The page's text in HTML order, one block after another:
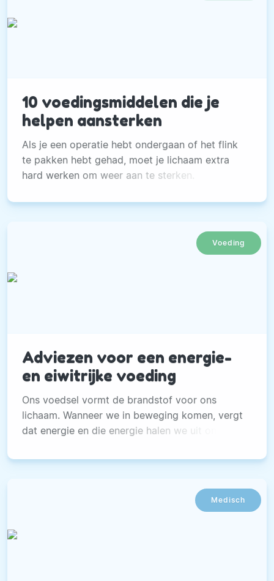
10 voedingsmiddelen die je
helpen aansterken
Als je een operatie hebt ondergaan of het flink
te pakken hebt gehad, moet je lichaam extra
hard werken om weer aan te sterken.
Voeding
Adviezen voor een energie-
en eiwitrijke voeding
Ons voedsel vormt de brandstof voor ons
lichaam. Wanneer we in beweging komen, vergt
dat energie en die energie halen we uit onze
Medisch